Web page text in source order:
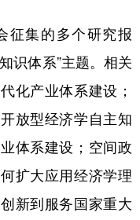
集的多个研究报
识体系”主题。相关
化产业体系建设；
放型经济学自主知
体系建设；空间政
扩大应用经济学理
新到服务国家重大